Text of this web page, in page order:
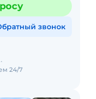
звонок
24/7